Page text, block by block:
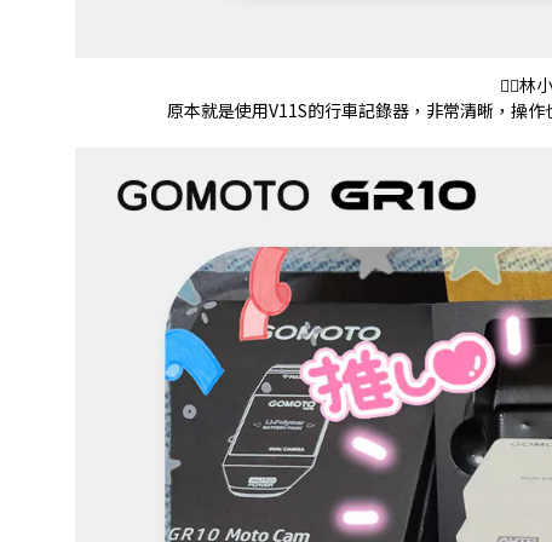
💁‍♀️林
原本就是使用V11S的行車記錄器，非常清晰，操